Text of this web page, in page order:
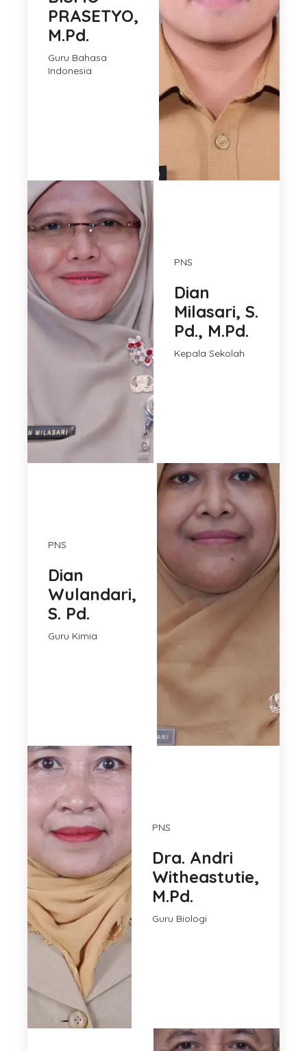
PRASETYO,
M.Pd.
Guru Bahasa
Indonesia
PNS
Dian
Milasari, S.
Pd., M.Pd.
Kepala Sekolah
PNS
Dian
Wulandari,
S. Pd.
Guru Kimia
PNS
Dra. Andri
Witheastutie,
M.Pd.
Guru Biologi